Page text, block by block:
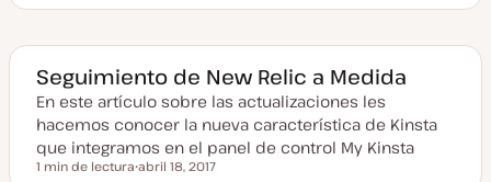
e
h
a
c
t
u
a
l
z
Seguimiento de New Relic a Medida
En este artículo sobre las actualizaciones les
hacemos conocer la nueva característica de Kinsta
que integramos en el panel de control My Kinsta
Tiempo de lectura
1 min de lectura abril 18, 2017